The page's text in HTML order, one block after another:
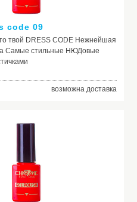
code 09
твой DRESS CODE Нежнейшая
Самые стильные НЮДовые
возможна доставка